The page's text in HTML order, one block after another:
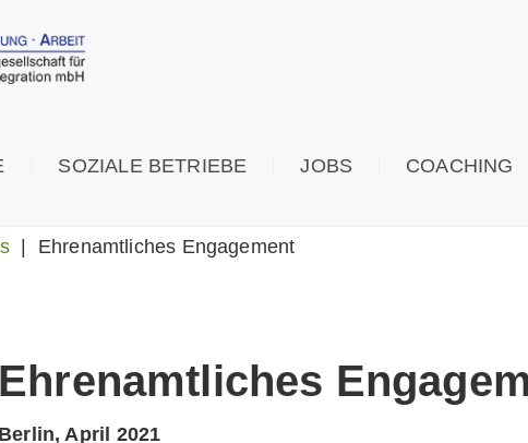
SOZIALE BETRIEBE JOBS COACHING
Ehrenamtliches Engagement
Ehrenamtliches
Berlin, April 2021